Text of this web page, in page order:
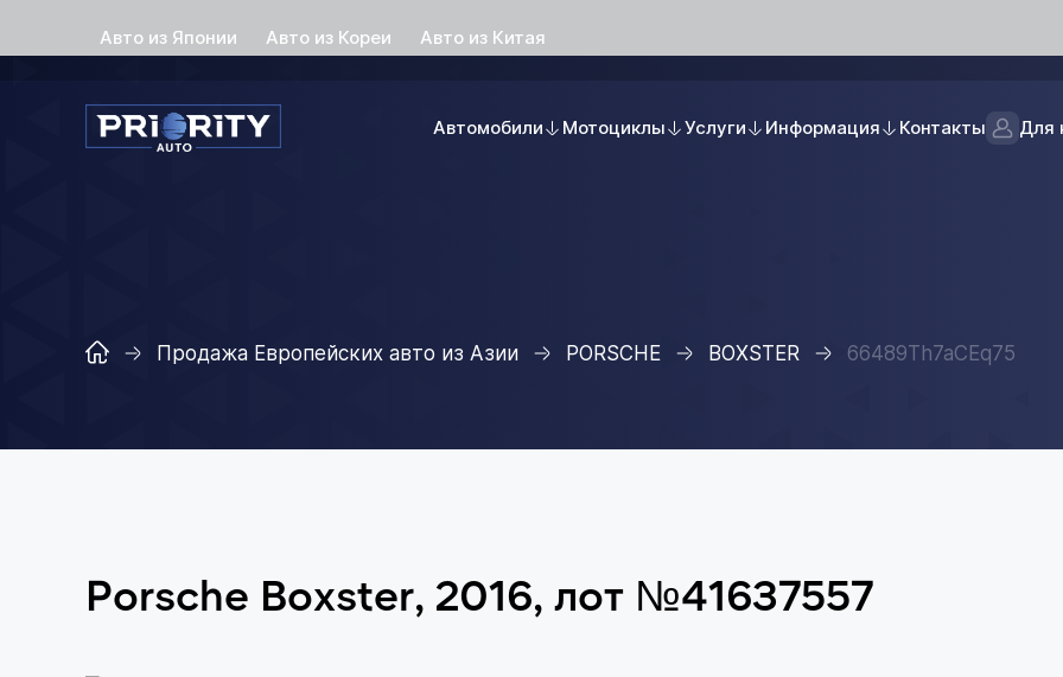
Авто из Японии Авто из Кореи Авто из Китая
Автомобили Мотоциклы Услуги Информация Контакты Для
Продажа Европейских авто из Азии PORSCHE BOXSTER 66489Th7aCEq75
Porsche Boxster, 2016, лот №41637557